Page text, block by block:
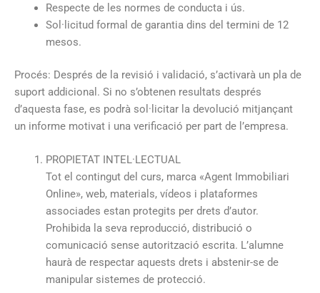
Respecte de les normes de conducta i ús.
Sol·licitud formal de garantia dins del termini de 12
mesos.
Procés: Després de la revisió i validació, s’activarà un pla de
suport addicional. Si no s’obtenen resultats després
d’aquesta fase, es podrà sol·licitar la devolució mitjançant
un informe motivat i una verificació per part de l’empresa.
PROPIETAT INTEL·LECTUAL
Tot el contingut del curs, marca «Agent Immobiliari
Online», web, materials, vídeos i plataformes
associades estan protegits per drets d’autor.
Prohibida la seva reproducció, distribució o
comunicació sense autorització escrita. L’alumne
haurà de respectar aquests drets i abstenir-se de
manipular sistemes de protecció.